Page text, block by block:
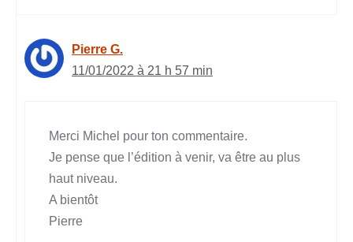
Pierre G.
11/01/2022 à 21 h 57 min
Merci Michel pour ton commentaire.
Je pense que l’édition à venir, va être au plus
haut niveau.
A bientôt
Pierre